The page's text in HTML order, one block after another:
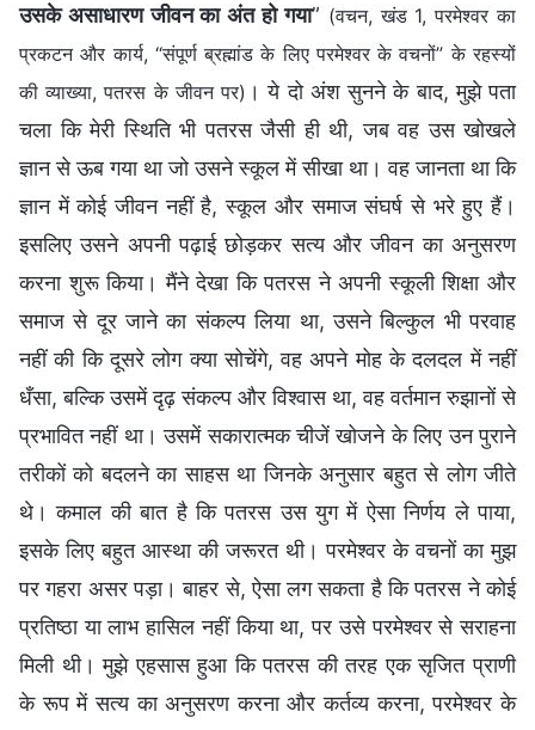
उसके असाधारण जीवन का अंत हो गया” (वचन, खंड 1, परमेश्वर का
प्रकटन और कार्य, “संपूर्ण ब्रह्मांड के लिए परमेश्वर के वचनों” के रहस्यों
की व्याख्या, पतरस के जीवन पर) । ये दो अंश सुनने के बाद, मुझे पता
चला कि मेरी स्थिति भी पतरस जैसी ही थी, जब वह उस खोखले
ज्ञान से ऊब गया था जो उसने स्कूल में सीखा था। वह जानता था कि
ज्ञान में कोई जीवन नहीं है, स्कूल और समाज संघर्ष से भरे हुए हैं।
इसलिए उसने अपनी पढ़ाई छोड़कर सत्य और जीवन का अनुसरण
करना शुरू किया। मैंने देखा कि पतरस ने अपनी स्कूली शिक्षा और
समाज से दूर जाने का संकल्प लिया था, उसने बिल्कुल भी परवाह
नहीं की कि दूसरे लोग क्या सोचेंगे, वह अपने मोह के दलदल में नहीं
धँसा, बल्कि उसमें दृढ़ संकल्प और विश्वास था, वह वर्तमान रुझानों से
प्रभावित नहीं था। उसमें सकारात्मक चीजें खोजने के लिए उन पुराने
तरीकों को बदलने का साहस था जिनके अनुसार बहुत से लोग जीते
थे। कमाल की बात है कि पतरस उस युग में ऐसा निर्णय ले पाया,
इसके लिए बहुत आस्था की जरूरत थी। परमेश्वर के वचनों का मुझ
पर गहरा असर पड़ा। बाहर से, ऐसा लग सकता है कि पतरस ने कोई
प्रतिष्ठा या लाभ हासिल नहीं किया था, पर उसे परमेश्वर से सराहना
मिली थी। मुझे एहसास हुआ कि पतरस की तरह एक सृजित प्राणी
के रूप में सत्य का अनुसरण करना और कर्तव्य करना, परमेश्वर के